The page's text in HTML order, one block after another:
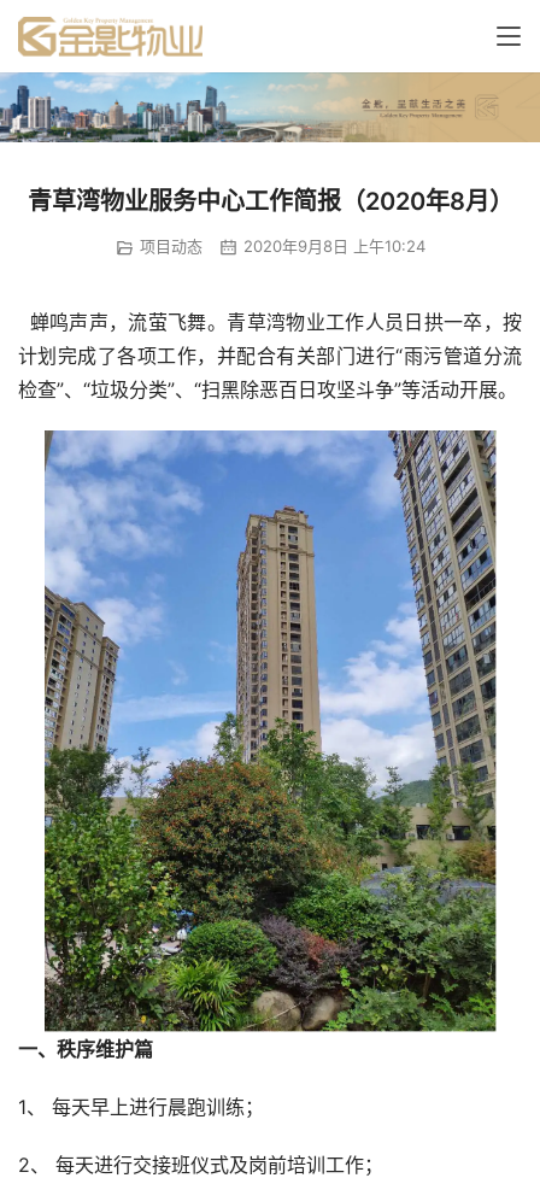
青草湾物业服务中心工作简报（2020年8月）
项目动态 2020年9月8日 上午10:24
蝉鸣声声，流萤飞舞。青草湾物业工作人员日拱一卒，按
计划完成了各项工作，并配合有关部门进行“雨污管道分流
检查”、“垃圾分类”、“扫黑除恶百日攻坚斗争”等活动开展。
一、秩序维护篇
1、 每天早上进行晨跑训练；
2、 每天进行交接班仪式及岗前培训工作；